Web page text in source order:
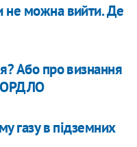
не можна вийти. Де
Або про визнання
ОРДЛО
газу в підземних